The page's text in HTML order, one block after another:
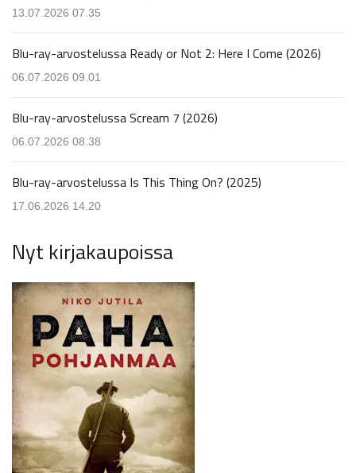
13.07.2026 07.35
Blu-ray-arvostelussa Ready or Not 2: Here I Come (2026)
06.07.2026 09.01
Blu-ray-arvostelussa Scream 7 (2026)
06.07.2026 08.38
Blu-ray-arvostelussa Is This Thing On? (2025)
17.06.2026 14.20
Nyt kirjakaupoissa